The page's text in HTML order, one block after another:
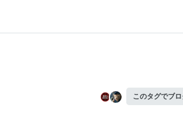
このタグでブロ